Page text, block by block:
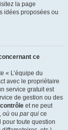
la page
idées proposées ou
ce
« L’équipe du
avec le propriétaire
service gratuit est
de gestion ou des
et ne peut
, où ou par qui ce
pour toute question